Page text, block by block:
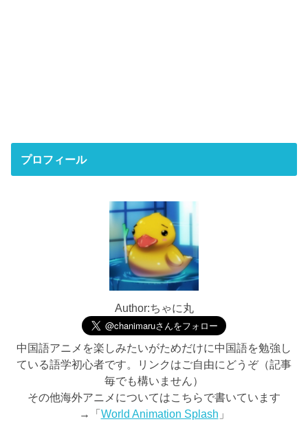
プロフィール
Author:ちゃに丸
中国語アニメを楽しみたいがためだけに中国語を勉強し
ている語学初心者です。リンクはご自由にどうぞ（記事
毎でも構いません）
その他海外アニメについてはこちらで書いています
→「World Animation Splash 」